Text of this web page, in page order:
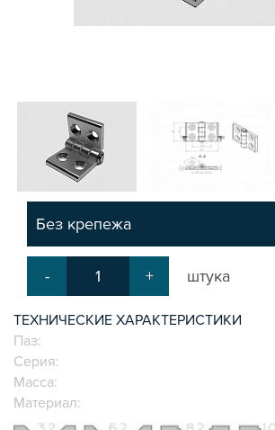
ОБЩЕСТРОИТЕЛЬНЫЙ ПРОФИЛЬ
ПОДШИПНИКИ
ЛИНЕЙНЫЕ СОЕДИНИТЕЛИ
ДОПОЛНИТЕЛЬНАЯ ОБРАБОТКА
ПАРАЛЛЕЛЬНЫЕ СОЕДИНИТЕЛИ
ПРОМЫШЛЕННАЯ МЕБЕЛЬ
СИСТЕМА ЛЕСТНИЦ И ПЛАТФОРМ
БЫСТРЫЕ СОЕДИНИТЕЛИ
ВИНТОВЫЕ СОЕДИНИТЕЛИ И ВТУЛКИ
ШАРНИРНЫЕ И ПОДВИЖНЫЕ СОЕДИНИТЕЛИ
ЗАГЛУШКИ
ПЕТЛИ, РУЧКИ, ЗАМКИ, ЗАЩЕЛКИ
Без крепежа
- + штука
ТЕХНИЧЕСКИЕ ХАРАКТЕРИСТИКИ
Паз:
Серия:
Масса:
Материал: